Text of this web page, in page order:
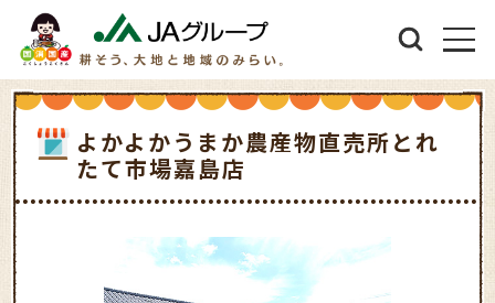
よかよかうまか農産物直売所とれ
たて市場嘉島店